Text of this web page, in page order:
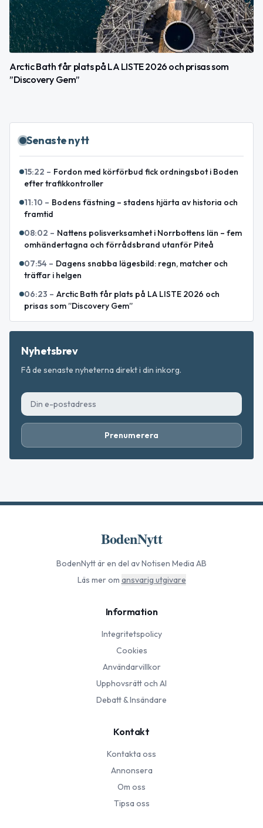
Arctic Bath får plats på LA LISTE 2026 och prisas som
”Discovery Gem”
Senaste nytt
15:22 – Fordon med körförbud fick ordningsbot i Boden
efter trafikkontroller
11:10 – Bodens fästning – stadens hjärta av historia och
framtid
08:02 – Nattens polisverksamhet i Norrbottens län – fem
omhändertagna och förrådsbrand utanför Piteå
07:54 – Dagens snabba lägesbild: regn, matcher och
träffar i helgen
06:23 – Arctic Bath får plats på LA LISTE 2026 och
prisas som ”Discovery Gem”
Nyhetsbrev
Få de senaste nyheterna direkt i din inkorg.
Prenumerera
BodenNytt
BodenNyttär en del av Notisen Media AB
Läs mer om ansvarig utgivare
Information
Integritetspolicy
Cookies
Användarvillkor
Upphovsrätt och AI
Debatt & Insändare
Kontakt
Kontakta oss
Annonsera
Om oss
Tipsa oss